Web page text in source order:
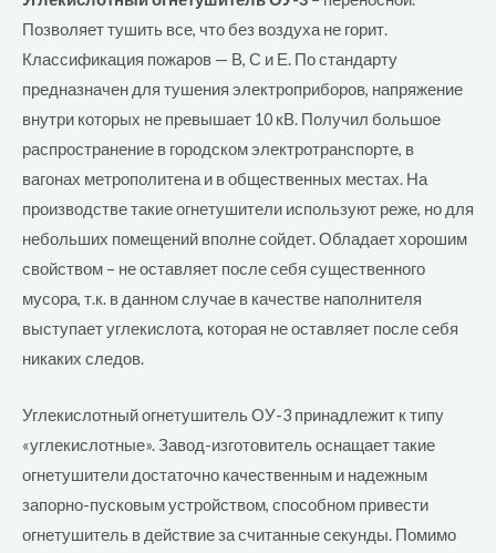
Позволяет тушить все, что без воздуха не горит.
Классификация пожаров — В, С и Е. По стандарту
предназначен для тушения электроприборов, напряжение
внутри которых не превышает 10 кВ. Получил большое
распространение в городском электротранспорте, в
вагонах метрополитена и в общественных местах. На
производстве такие огнетушители используют реже, но для
небольших помещений вполне сойдет. Обладает хорошим
свойством – не оставляет после себя существенного
мусора, т.к. в данном случае в качестве наполнителя
выступает углекислота, которая не оставляет после себя
никаких следов.
Углекислотный огнетушитель ОУ-3 принадлежит к типу
«углекислотные». Завод-изготовитель оснащает такие
огнетушители достаточно качественным и надежным
запорно-пусковым устройством, способном привести
огнетушитель в действие за считанные секунды. Помимо